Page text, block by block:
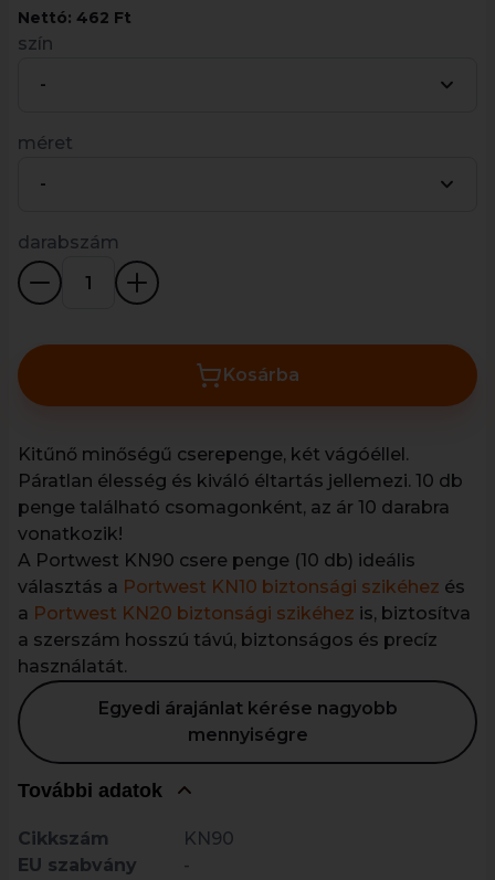
Nettó: 462 Ft
szín
-
méret
-
darabszám
Kosárba
Kitűnő minőségű cserepenge, két vágóéllel.
Páratlan élesség és kiváló éltartás jellemezi. 10 db
penge található csomagonként, az ár 10 darabra
vonatkozik!
A Portwest KN90 csere penge (10 db) ideális
választás a Portwest KN10 biztonsági szikéhez és
a Portwest KN20 biztonsági szikéhez is, biztosítva
a szerszám hosszú távú, biztonságos és precíz
használatát.
Egyedi árajánlat kérése nagyobb
mennyiségre
További adatok
Cikkszám
KN90
EU szabvány
-